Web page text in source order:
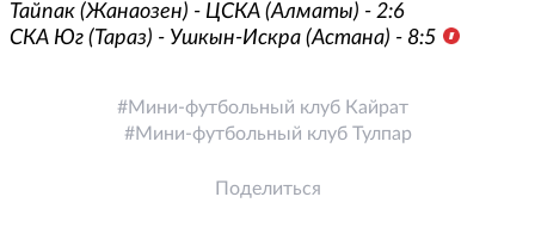
Тайпак (Жанаозен) - ЦСКА (Алматы) - 2:6
СКА Юг (Тараз) - Ушкын-Искра (Астана) - 8:5
Мини-футбольный клуб Кайрат
Мини-футбольный клуб Тулпар
Поделиться